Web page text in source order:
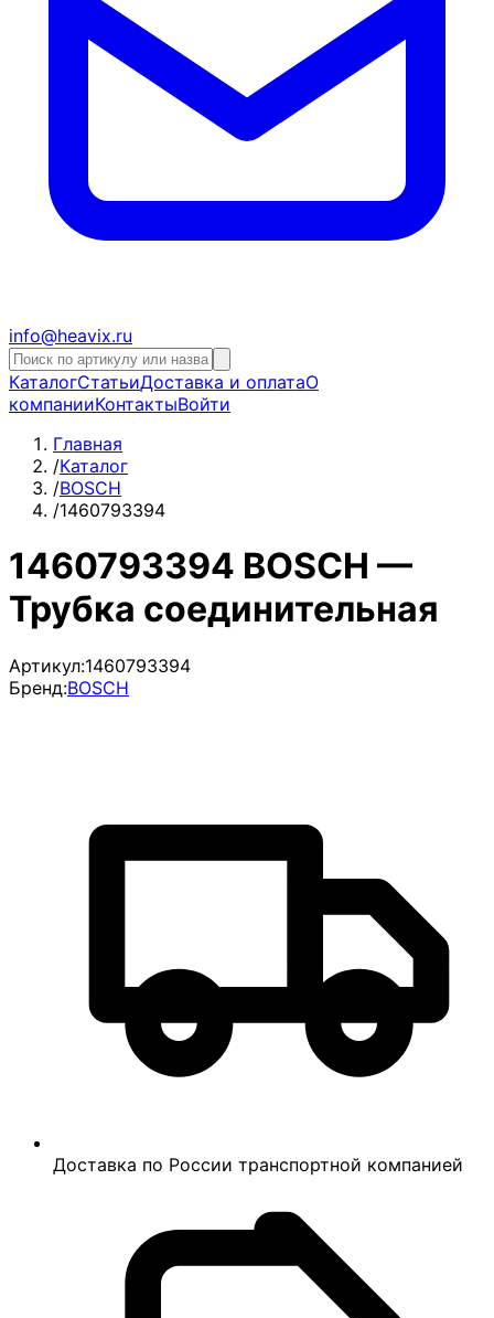
info@heavix.ru
КаталогСтатьиДоставка и оплатаО
компанииКонтактыВойти
Главная
/Каталог
/BOSCH
/1460793394
1460793394 BOSCH —
Трубка соединительная
Артикул:1460793394
Бренд:BOSCH
Доставка по России транспортной компанией